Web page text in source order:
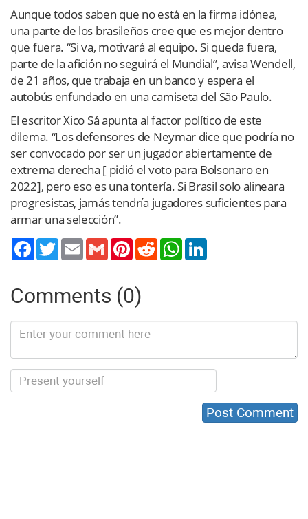
Aunque todos saben que no está en la firma idónea,
una parte de los brasileños cree que es mejor dentro
que fuera. “Si va, motivará al equipo. Si queda fuera,
parte de la afición no seguirá el Mundial”, avisa Wendell,
de 21 años, que trabaja en un banco y espera el
autobús enfundado en una camiseta del São Paulo.
El escritor Xico Sá apunta al factor político de este
dilema. “Los defensores de Neymar dice que podría no
ser convocado por ser un jugador abiertamente de
extrema derecha [ pidió el voto para Bolsonaro en
2022], pero eso es una tontería. Si Brasil solo alineara
progresistas, jamás tendría jugadores suficientes para
armar una selección”.
TwitterEmail Gmail PinterestReddit WhatsApp
Comments (0)